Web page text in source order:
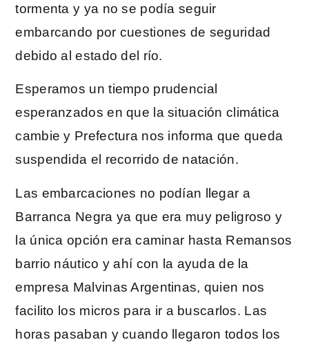
tormenta y ya no se podía seguir
embarcando por cuestiones de seguridad
debido al estado del río.
Esperamos un tiempo prudencial
esperanzados en que la situación climática
cambie y Prefectura nos informa que queda
suspendida el recorrido de natación.
Las embarcaciones no podían llegar a
Barranca Negra ya que era muy peligroso y
la única opción era caminar hasta Remansos
barrio náutico y ahí con la ayuda de la
empresa Malvinas Argentinas, quien nos
facilito los micros para ir a buscarlos. Las
horas pasaban y cuando llegaron todos los